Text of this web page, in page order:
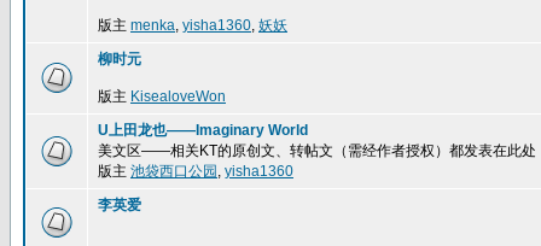
版主 menka, yisha1360, 妖妖
柳时元
版主 KisealoveWon
U上田龙也——Imaginary World
美文区——相关KT的原创文、转帖文（需经作者授权）都发表在此
版主 池袋西口公园 , yisha1360
李英爱